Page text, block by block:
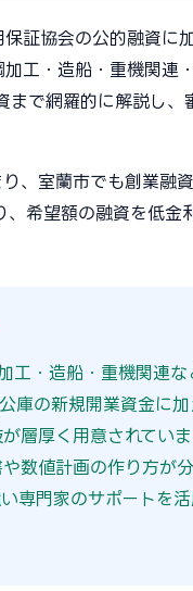
証協会の公的融資に
工・造船・重機関連
で網羅的に解説し、
、室蘭市でも創業融
希望額の融資を低金
工・造船・重機関連
庫の新規開業資金に
層厚く用意されてい
数値計画の作り方が
専門家のサポートを